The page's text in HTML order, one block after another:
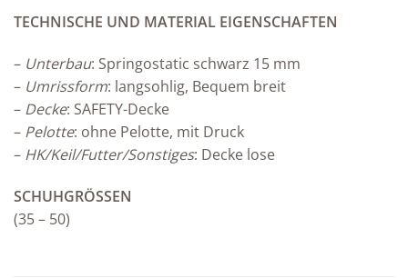
TECHNISCHE UND MATERIAL EIGENSCHAFTEN
– Unterbau: Springostatic schwarz 15 mm
– Umrissform: langsohlig, Bequem breit
– Decke: SAFETY-Decke
– Pelotte: ohne Pelotte, mit Druck
– HK/Keil/Futter/Sonstiges: Decke lose
SCHUHGRÖSSEN
(35 – 50)